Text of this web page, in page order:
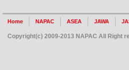
Home NAPAC ASEA JAWA
Copyright(c) 2009-2013 NAPAC All Right